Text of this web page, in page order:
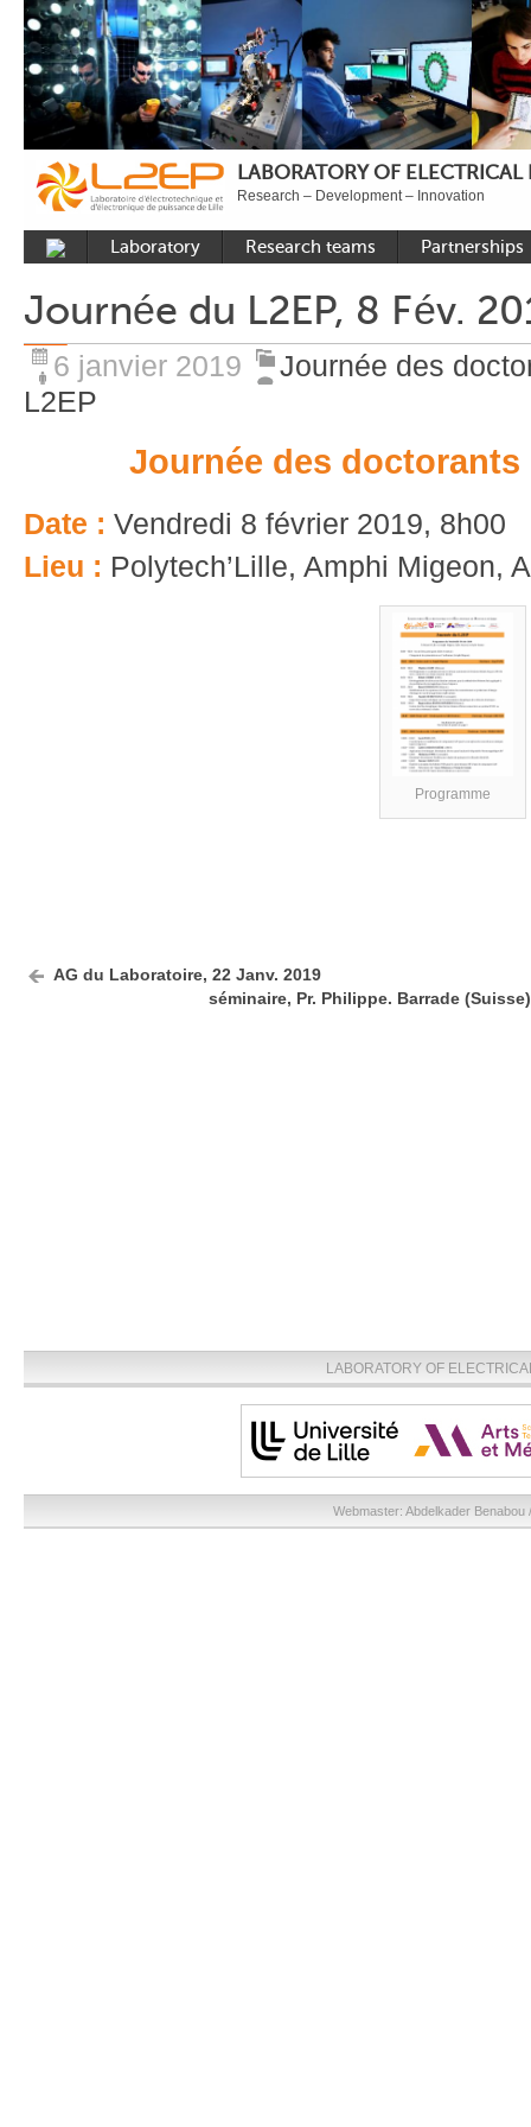
LABORATORY OF
Research – Development – Innovation
Laboratory
Developments
Plateformes
Publications
Research teams
Power Electronics
Numerical Tools and
Methods
Partnerships
International
Industrial
Journée du L2EP, 8 Fév.
6 janvier 2019
Journée des
L2EP
Journée des doctorants
Date : Vendredi 8 février 2019, 8h00
Lieu : Polytech’Lille, Amphi Migeon,
Programme
AG du Laboratoire, 22 Janv. 2019
séminaire, Pr. Philippe. Barrade
LABORATORY OF
Webmaster: Abdelkader Benabou